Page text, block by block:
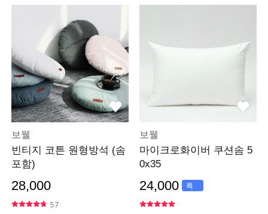
보웰
빈티지 코튼 원형방석 (솜
포함)
28,000
57
보웰
마이크로화이버 쿠션솜 5
0x35
24,000
특
가